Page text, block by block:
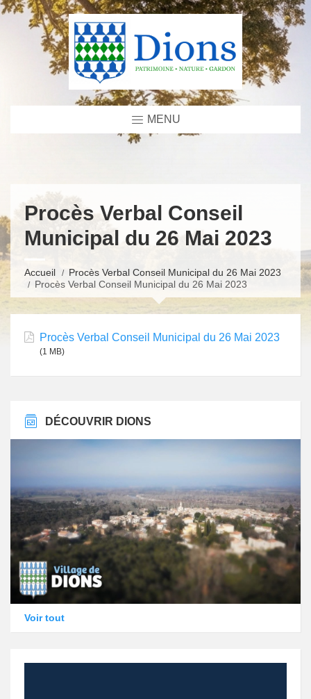
MENU
Procès Verbal Conseil
Municipal du 26 Mai 2023
Accueil
Procès Verbal Conseil Municipal du 26 Mai 2023
Procès Verbal Conseil Municipal du 26 Mai 2023
Procès Verbal Conseil Municipal du 26 Mai 2023
(1 MB)
DÉCOUVRIR DIONS
Voir tout